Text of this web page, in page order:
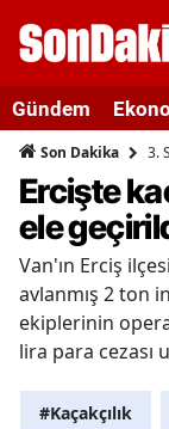
Gündem
Son Dakika 3.
Ercişte
ele
Van'ın Erciş
avlanmış 2 ton
ekiplerinin
lira para cezası
#Kaçakçılık